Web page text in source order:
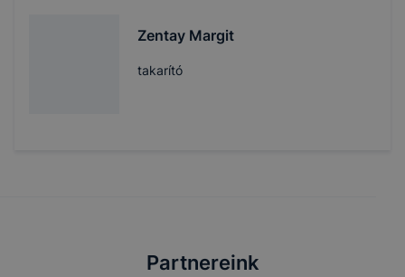
Zentay Margit
takarító
Partnereink